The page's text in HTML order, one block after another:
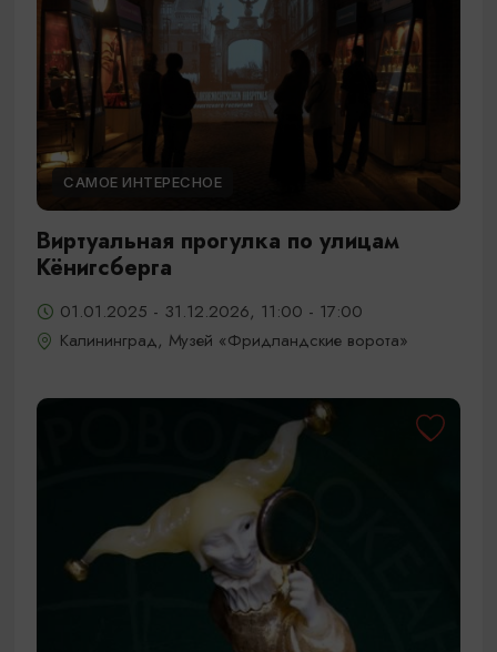
САМОЕ ИНТЕРЕСНОЕ
Виртуальная прогулка по улицам
Кёнигсберга
01.01.2025 - 31.12.2026, 11:00 - 17:00
Калининград, Музей «Фридландские ворота»